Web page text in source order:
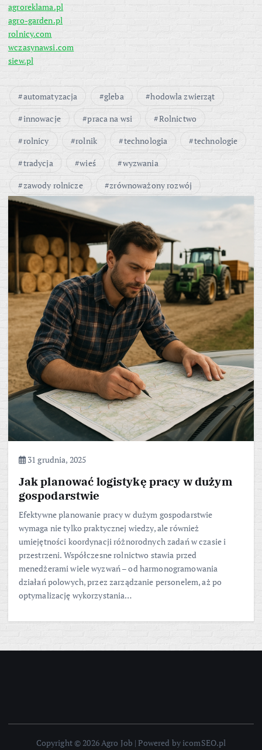
agroreklama.pl
agro-garden.pl
rolnicy.com
wczasynawsi.com
siew.pl
automatyzacja gleba
hodowla zwierząt
innowacje
praca na wsi
Rolnictwo
rolnicy
rolnik technologia
technologie
tradycja
wieś
wyzwania
zawody rolnicze
zrównoważony rozwój
31 grudnia, 2025
Jak planować logistykę pracy w dużym
gospodarstwie
Efektywne planowanie pracy w dużym gospodarstwie
wymaga nie tylko praktycznej wiedzy, ale również
umiejętności koordynacji różnorodnych zadań w czasie i
przestrzeni. Współczesne rolnictwo stawia przed
menedżerami wiele wyzwań – od harmonogramowania
działań polowych, przez zarządzanie personelem, aż po
optymalizację wykorzystania…
Copyright © 2026 Agro Job | Powered by icomSEO.pl